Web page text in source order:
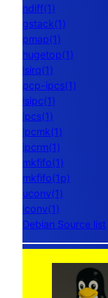
ndiff(1)
gstack(1)
pmap(1)
hugetop(1)
lsirq(1)
pcp-ipcs(1)
lsipc(1)
ipcs(1)
ipcmk(1)
ipcrm(1)
mkfifo(1)
mkfifo(1p)
uconv(1)
iconv(1)
Debian Source list